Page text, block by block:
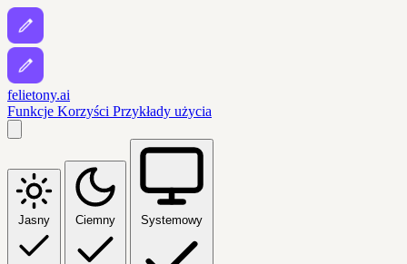
felietony.ai
Funkcje Korzyści Przykłady użycia
Jasny Ciemny Systemowy